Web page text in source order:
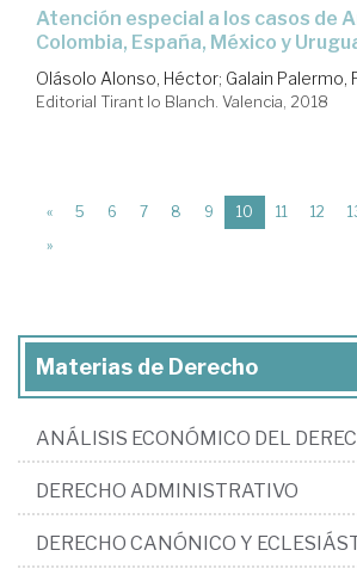
atención especial a los casos de Argentina,
Colombia, España, México y
Olásolo Alonso, Héctor; Galain Palermo,
Editorial Tirant lo Blanch. Valencia, 2018
« 5 6 7 8 9 10 (current)
11 12
»
Materias de Derecho
ANÁLISIS ECONÓMICO DEL
DERECHO ADMINISTRATIVO
DERECHO CANÓNICO Y